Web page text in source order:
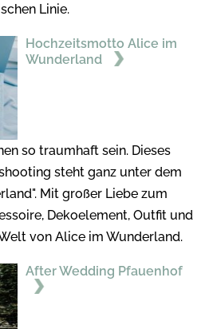
Linie.
Hochzeitsmotto Alice im
Wunderland
so traumhaft sein. Dieses
steht ganz unter dem
Mit großer Liebe zum
Dekoelement, Outfit und
von Alice im Wunderland.
After Wedding Pfauenhof